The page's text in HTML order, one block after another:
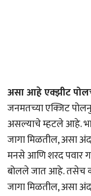
असा आहे एक्झीट
जनमतच्या एक्जिट
असल्याचे म्हटले आहे.
जागा मिळतील, असा
मनसे आणि शरद पवार
बोलले जात आहे. तसेच
जागा मिळतील, असा